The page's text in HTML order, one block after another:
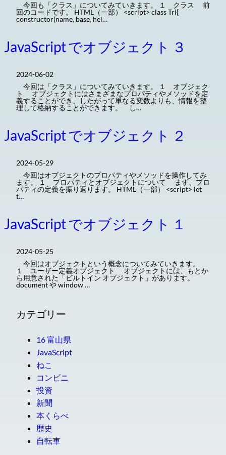
今回も「クラス」についてみていきます。 １ クラス 前
回のコードです。 HTML（一部） <script> class Tri{
constructor(name, base, hei…
JavaScript でオブジェクト ３
2024-06-02
今回は「クラス」についてみていきます。 １ オブジェク
ト オブジェクトにはさまざまなプロパティやメソッドを定
義することができ、したがって単なる変数よりも、情報を整
理して格納することができます。 し…
JavaScript でオブジェクト ２
2024-05-29
今回はオブジェクトのプロパティやメソッドを操作してみ
ます。 １ プロパティとオブジェクトについて まず、プロ
パティの定義を振り返ります。 HTML（一部） <script> let
t…
JavaScript でオブジェクト １
2024-05-25
今回はオブジェクトという概念についてみていきます。
１ ユーザー定義オブジェクト オブジェクトには、もとか
ら用意された「ビルトイン オブジェクト」があります。
document や window …
カテゴリー
16 富山県
JavaScript
ねこ
コンビニ
投資
新聞
本くらべ
歴史
自転車